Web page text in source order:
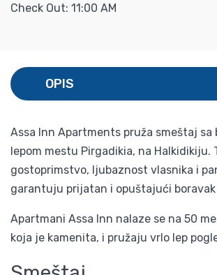
Check Out: 11:00 AM
OPIS
Assa Inn Apartments pruža smeštaj sa
lepom mestu Pirgadikia, na Halkidikiju.
gostoprimstvo, ljubaznost vlasnika i
garantuju prijatan i opuštajući boravak
Apartmani Assa Inn nalaze se na 50
koja je kamenita, i pružaju vrlo lep